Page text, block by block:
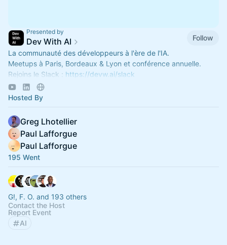
Presented by
Dev With AI
Follow
La communauté des développeurs à l'ère de l'IA.
Meetups à Paris, Bordeaux & Lyon et conférence annuelle.
Rejoins le Slack : https://devw.ai/slack
Propose un talk :
Hosted By
Greg Lhotellier
Paul Lafforgue
Paul Lafforgue
195 Went
G!, F. O. and 193 others
Contact the Host
Report Event
AI